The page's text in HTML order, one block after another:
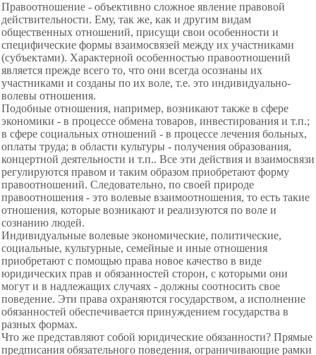
Правоотношение - объективно сложное явление правовой
действительности. Ему, так же, как и другим видам
общественных отношений, присущи свои особенности и
специфические формы взаимосвязей между их участниками
(субъектами). Характерной особенностью правоотношений
является прежде всего то, что они всегда осознаны их
участниками и созданы по их воле, т.е. это индивидуально-
волевы отношения.
Подобные отношения, например, возникают также в сфере
экономики - в процессе обмена товаров, инвестирования и т.п.;
в сфере социальных отношений - в процессе лечения больных,
оплаты труда; в области культуры - получения образования,
концертной деятельности и т.п.. Все эти действия и взаимосвязи
регулируются правом и таким образом приобретают форму
правоотношений. Следовательно, по своей природе
правоотношения - это волевые взаимоотношения, то есть такие
отношения, которые возникают и реализуются по воле и
сознанию людей.
Индивидуальные волевые экономические, политические,
социальные, культурные, семейные и иные отношения
приобретают с помощью права новое качество в виде
юридических прав и обязанностей сторон, с которыми они
могут и в надлежащих случаях - должны соотносить свое
поведение. Эти права охраняются государством, а исполнение
обязанностей обеспечивается принуждением государства в
разных формах.
Что же представляют собой юридические обязанности? Прямые
предписания обязательного поведения, ограничивающие рамки